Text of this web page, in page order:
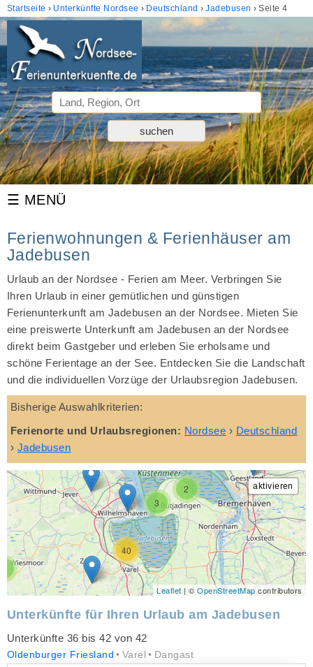
Startseite Unterkünfte Nordsee Deutschland Jadebusen Seite 4
Ferienwohnungen & Ferienhäuser am
Jadebusen
Urlaub an der Nordsee - Ferien am Meer. Verbringen Sie
Ihren Urlaub in einer gemütlichen und günstigen
Ferienunterkunft am Jadebusen an der Nordsee. Mieten Sie
eine preiswerte Unterkunft am Jadebusen an der Nordsee
direkt beim Gastgeber und erleben Sie erholsame und
schöne Ferientage an der See. Entdecken Sie die Landschaft
und die individuellen Vorzüge der Urlaubsregion Jadebusen.
Bisherige Auswahlkriterien:
Ferienorte und Urlaubsregionen: Nordsee › Deutschland
› Jadebusen
2
3
40
Leaflet | ©OpenStreetMap contributors
Unterkünfte für Ihren Urlaub am Jadebusen
Unterkünfte 36 bis 42 von 42
Oldenburger Friesland Varel Dangast